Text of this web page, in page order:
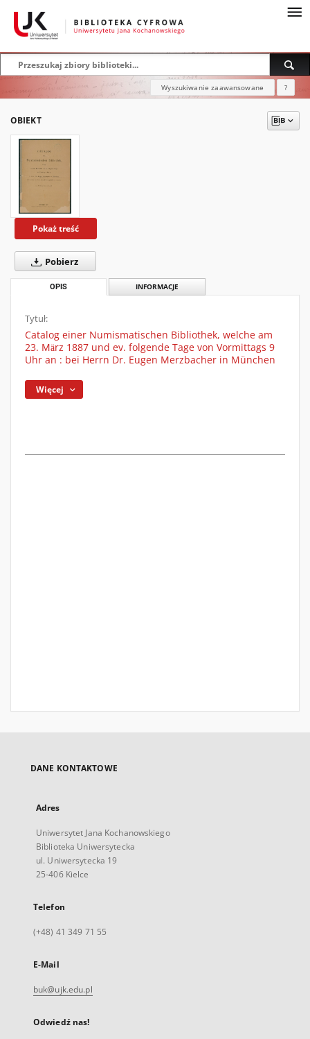
Wyszukiwanie zaawansowane ?
OBIEKT
Pokaż treść
Pobierz
OPIS INFORMACJE
Tytuł:
Catalog einer Numismatischen Bibliothek, welche am
23. Mӓrz 1887 und ev. folgende Tage von Vormittags 9
Uhr an : bei Herrn Dr. Eugen Merzbacher in München
Więcej
DANE KONTAKTOWE
Adres
Uniwersytet Jana Kochanowskiego
Biblioteka Uniwersytecka
ul. Uniwersytecka 19
25-406 Kielce
Telefon
(+48) 41 349 71 55
E-Mail
buk@ujk.edu.pl
Odwiedź nas!